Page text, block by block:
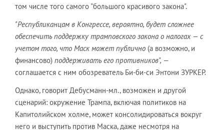
том числе того самого "большого красивого закона".
"Республиканцам в Конгрессе, вероятно, будет сложнее
обеспечить поддержку трамповского закона о налогах — с
учетом того, что Маск может публично (а возможно, и
финансово) поддерживать его противников", —
соглашается с ним обозреватель Би-би-си Энтони ЗУРКЕР.
Однако, говорит Дебусманн-мл., возможен и другой
сценарий: окружение Трампа, включая политиков на
Капитолийском холме, может консолидироваться вокруг
него и выступить против Маска, даже несмотря на